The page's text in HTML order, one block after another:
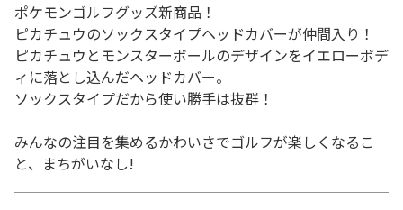
ポケモンゴルフグッズ新商品！
ピカチュウのソックスタイプヘッドカバーが仲間入り！
ピカチュウとモンスターボールのデザインをイエローボデ
ィに落とし込んだヘッドカバー。
ソックスタイプだから使い勝手は抜群！
みんなの注目を集めるかわいさでゴルフが楽しくなるこ
と、まちがいなし!